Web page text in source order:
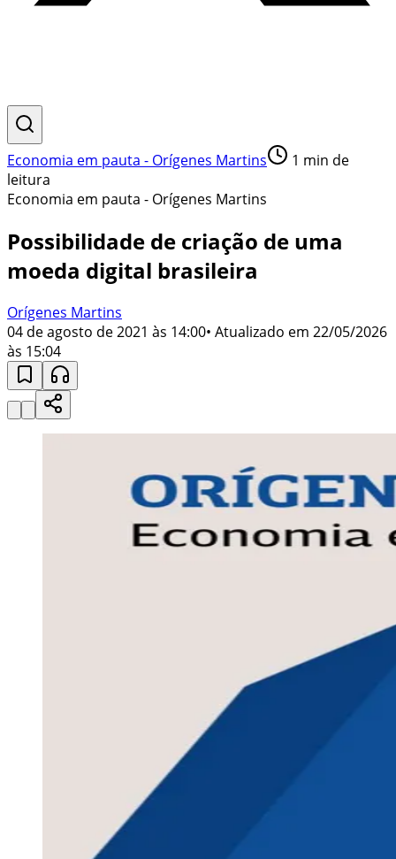
Economia em pauta - Orígenes Martins 1 min de
leitura
Economia em pauta - Orígenes Martins
Possibilidade de criação de uma
moeda digital brasileira
Orígenes Martins
04 de agosto de 2021 às 14:00• Atualizado em 22/05/2026
às 15:04